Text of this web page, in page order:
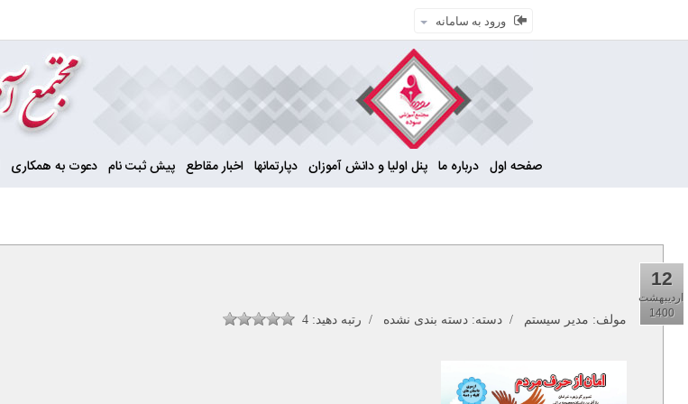
ورود به سامانه
صفحه اول درباره ما پنل اولیا و دانش آموزان دپارتمانها اخبار مقاطع پیش ثبت نام دعوت به همکاری
12
اردیبهشت
1400
مولف: مدیر سیستم / دسته: دسته بندی نشده / رتبه دهید: 4